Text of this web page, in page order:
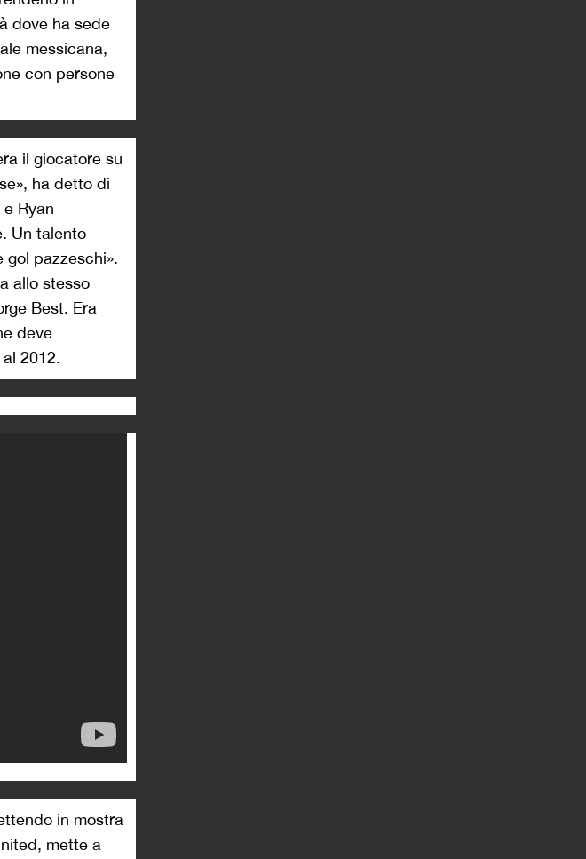
dove ha sede
messicana,
con persone
il giocatore su
ha detto di
Ryan
Un talento
gol pazzeschi».
allo stesso
Best. Era
deve
2012.
in mostra
mette a